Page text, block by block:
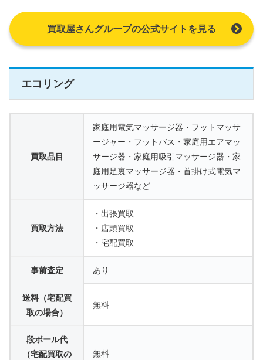
買取屋さんグループの公式サイトを見る
エコリング
買取品目
家庭用電気マッサージ器・フットマッサ
ージャー・フットバス・家庭用エアマッ
サージ器・家庭用吸引マッサージ器・家
庭用足裏マッサージ器・首掛け式電気マ
ッサージ器など
買取方法
・出張買取
・店頭買取
・宅配買取
事前査定 あり
送料（宅配買
取の場合）
無料
段ボール代
（宅配買取の
無料